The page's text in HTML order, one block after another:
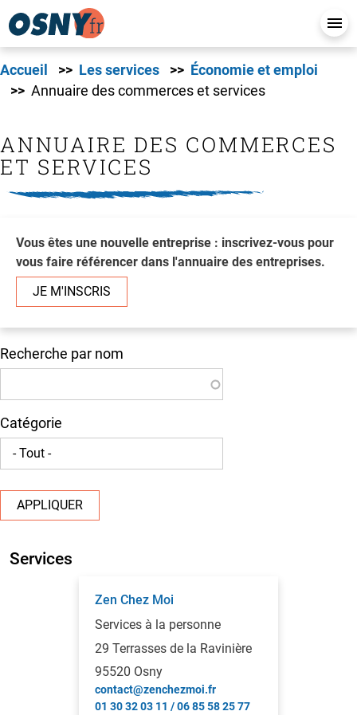
Accueil Les services
Économie et emploi
Annuaire des commerces et services
ANNUAIRE DES COMMERCES
ET SERVICES
Vous êtes une nouvelle entreprise : inscrivez-vous pour
vous faire référencer dans l'annuaire des entreprises.
JE M'INSCRIS
Recherche par nom
Catégorie
APPLIQUER
Services
Zen Chez Moi
Services à la personne
29 Terrasses de la Ravinière
95520 Osny
contact@zenchezmoi.fr
01 30 32 03 11 / 06 85 58 25 77